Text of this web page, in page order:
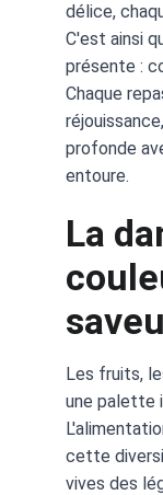
délice,
C'est ainsi
présente :
Chaque
profonde
entoure.
La
Les fruits,
une palette
cette
vives des